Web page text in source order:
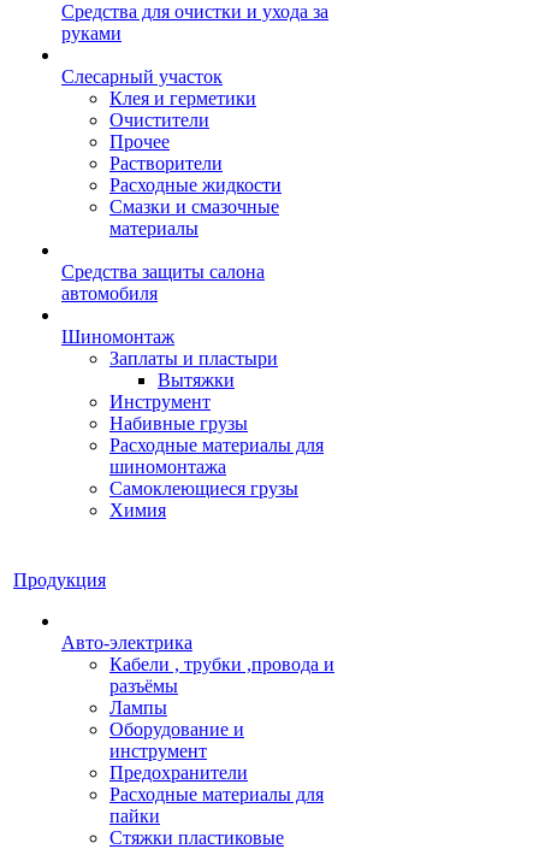
Средства для очистки и ухода за
руками
Слесарный участок
Клея и герметики
Очистители
Прочее
Растворители
Расходные жидкости
Смазки и смазочные
материалы
Средства защиты салона
автомобиля
Шиномонтаж
Заплаты и пластыри
Вытяжки
Инструмент
Набивные грузы
Расходные материалы для
шиномонтажа
Самоклеющиеся грузы
Химия
Продукция
Авто-электрика
Кабели , трубки ,провода и
разъёмы
Лампы
Оборудование и
инструмент
Предохранители
Расходные материалы для
пайки
Стяжки пластиковые